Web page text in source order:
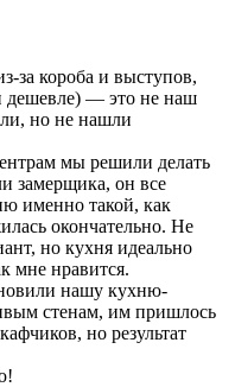
за короба и выступов,
дешевле) — это не наш
но не нашли
мы решили делать
замерщика, он все
именно такой, как
окончательно. Не
но кухня идеально
мне нравится.
нашу кухню-
стенам, им пришлось
но результат